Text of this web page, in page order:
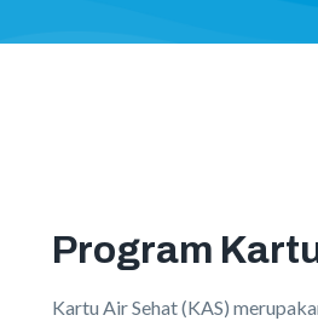
Program
Kartu Air Sehat (KAS)